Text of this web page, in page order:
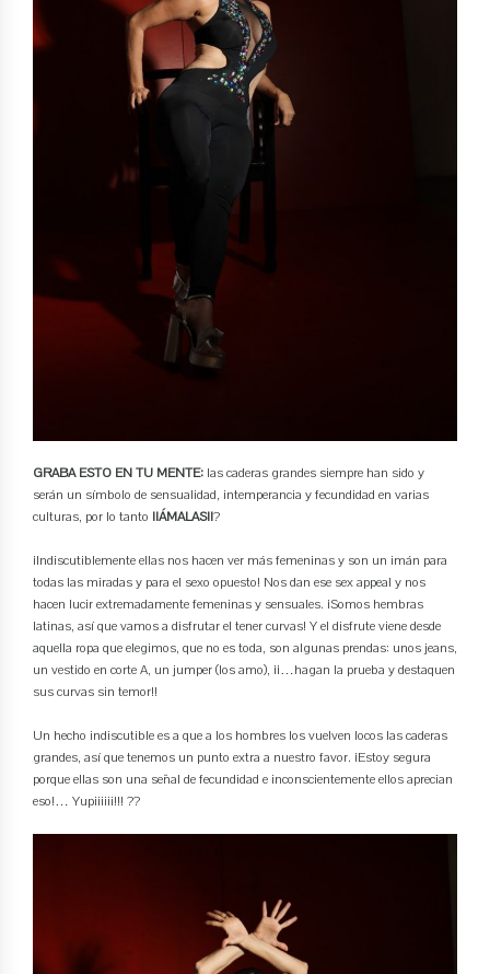
GRABA ESTO EN TU MENTE: las caderas grandes siempre han sido y
serán un símbolo de sensualidad, intemperancia y fecundidad en varias
culturas, por lo tanto ¡¡ÁMALAS!!?
¡Indiscutiblemente ellas nos hacen ver más femeninas y son un imán para
todas las miradas y para el sexo opuesto! Nos dan ese sex appeal y nos
hacen lucir extremadamente femeninas y sensuales. ¡Somos hembras
latinas, así que vamos a disfrutar el tener curvas! Y el disfrute viene desde
aquella ropa que elegimos, que no es toda, son algunas prendas: unos jeans,
un vestido en corte A, un jumper (los amo), ¡¡…hagan la prueba y destaquen
sus curvas sin temor!!
Un hecho indiscutible es a que a los hombres los vuelven locos las caderas
grandes, así que tenemos un punto extra a nuestro favor. ¡Estoy segura
porque ellas son una señal de fecundidad e inconscientemente ellos aprecian
eso!… Yupiiiiii!!! ??